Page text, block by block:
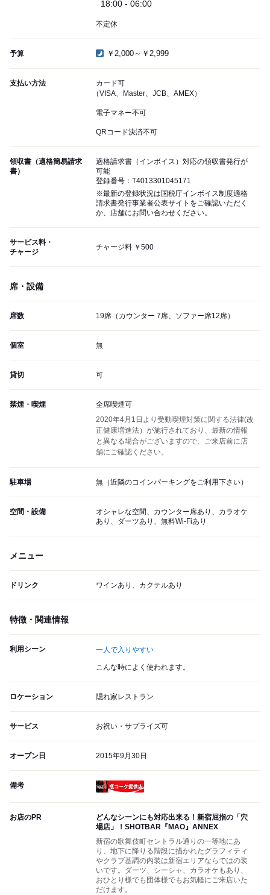
18:00 - 06:00
不定休
予算 ￥2,000～￥2,999
支払い方法
カード可
（VISA、Master、JCB、AMEX）
電子マネー不可
QRコード決済不可
領収書（適格簡易請求
書）
適格請求書（インボイス）対応の領収書発行が
可能
登録番号：T4013301045171
※最新の登録状況は国税庁インボイス制度適格
請求書発行事業者公表サイトをご確認いただく
か、店舗にお問い合わせください。
サービス料・
チャージ
チャージ料 ￥500
席・設備
席数 19席（カウンター 7席、ソファー席12席）
個室 無
貸切 可
禁煙・喫煙
全席喫煙可
2020年4月1日より受動喫煙対策に関する法律(改
正健康増進法）が施行されており、最新の情報
と異なる場合がございますので、ご来店前に店
舗にご確認ください。
駐車場 無（近隣のコインパーキングをご利用下さい）
空間・設備
オシャレな空間、カウンター席あり、カラオケ
あり、ダーツあり、無料Wi-Fiあり
メニュー
ドリンク ワインあり、カクテルあり
特徴・関連情報
利用シーン 一人で入りやすい
こんな時によく使われます。
ロケーション 隠れ家レストラン
サービス お祝い・サプライズ可
オープン日 2015年9月30日
備考
お店のPR
どんなシーンにも対応出来る！新宿屈指の「穴
場店」！SHOTBAR『MAO』ANNEX
新宿の歌舞伎町セントラル通りの一等地にあ
り、地下に降りる階段に描かれたグラフィティ
やクラブ基調の内装は新宿エリアならではの装
いです。ダーツ、シーシャ、カラオケもあり、
おひとり様でも団体様でもお気軽にご来店いた
だけます。